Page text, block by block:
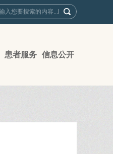
患者服务 信息公开